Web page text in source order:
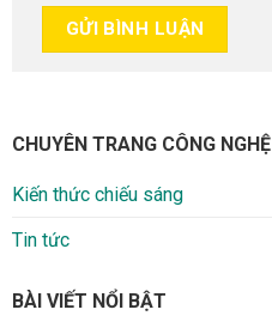
CHUYÊN TRANG CÔNG NGHỆ
Kiến thức chiếu sáng
Tin tức
BÀI VIẾT NỔI BẬT